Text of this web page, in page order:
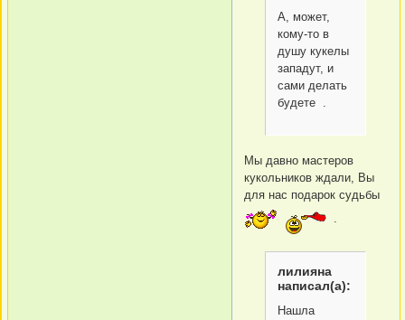
А, может,
кому-то в
душу кукелы
западут, и
сами делать
будете .
Мы давно мастеров
кукольников ждали, Вы
для нас подарок судьбы
.
лилияна
написал(а):
Нашла